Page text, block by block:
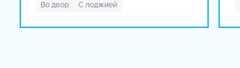
Во двор
С лоджией